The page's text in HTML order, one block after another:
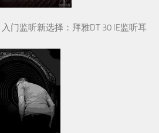
门监听新选择：拜雅DT 30 IE监听耳